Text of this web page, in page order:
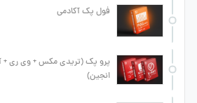
فول پک آکادمی
پرو پک (تریدی مکس + وی ری +
انجین)